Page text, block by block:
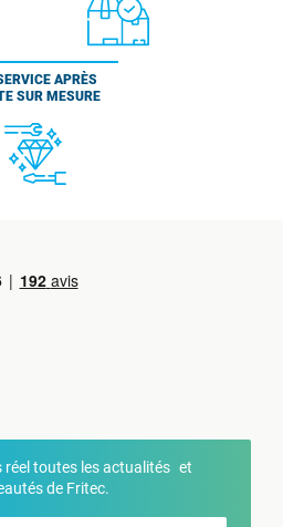
APRÈS
SUR MESURE
réel toutes les actualités et
de Fritec.